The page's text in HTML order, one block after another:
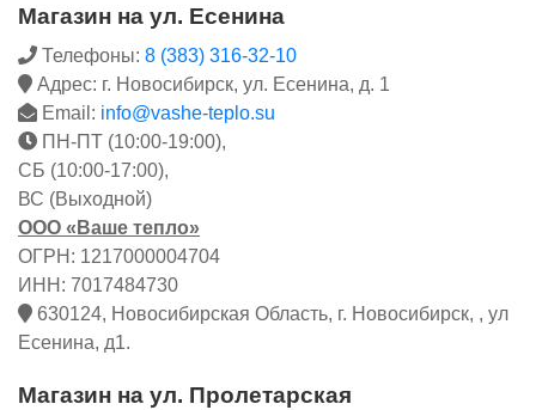
Магазин на ул. Есенина
Телефоны: 8 (383) 316-32-10
Адрес: г. Новосибирск, ул. Есенина, д. 1
Email: info@vashe-teplo.su
ПН-ПТ (10:00-19:00),
СБ (10:00-17:00),
ВС (Выходной)
ООО «Ваше тепло»
ОГРН: 1217000004704
ИНН: 7017484730
630124, Новосибирская Область, г. Новосибирск, , ул
Есенина, д1.
Магазин на ул. Пролетарская